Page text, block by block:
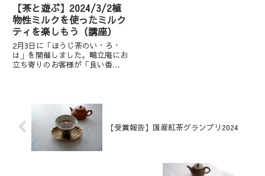
【茶と遊ぶ】2024/3/2植
物性ミルクを使ったミルク
ティを楽しもう（講座）
2月3日に「ほうじ茶のい・ろ・
は」を開催しました。鴫立庵にお
立ち寄りのお客様が「良い香
参加いただいた皆様ありがとうご
ざいました。3月2日の茶と遊ぶ
講座...
【受賞報告】国産紅茶グランプリ2024